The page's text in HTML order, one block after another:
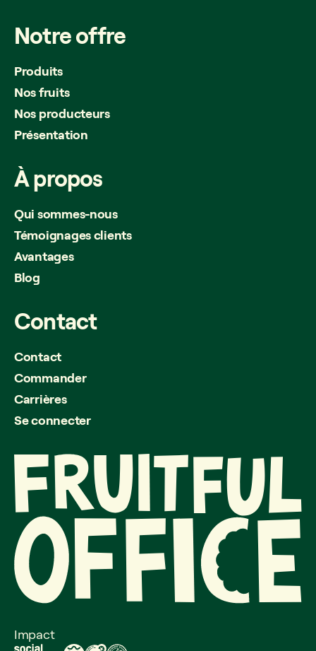
Notreoffre
Produits
Nos fruits
Nos producteurs
Présentation
Àpropos
Qui sommes-nous
Témoignages clients
Avantages
Blog
Contact
Contact
Commander
Carrières
Se connecter
Impact